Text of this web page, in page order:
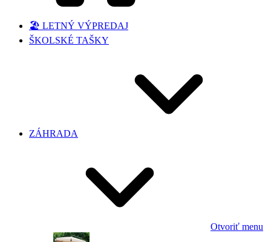
🏖️ LETNÝ VÝPREDAJ
ŠKOLSKÉ TAŠKY
ZÁHRADA
Otvoriť menu